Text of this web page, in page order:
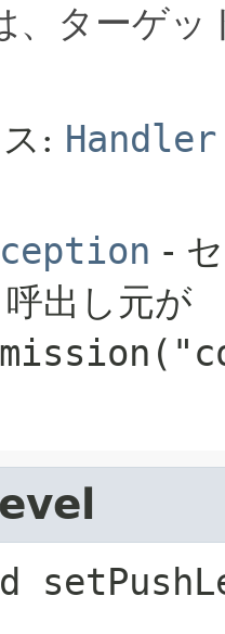
、ターゲッ
: Handler
-
出し元が